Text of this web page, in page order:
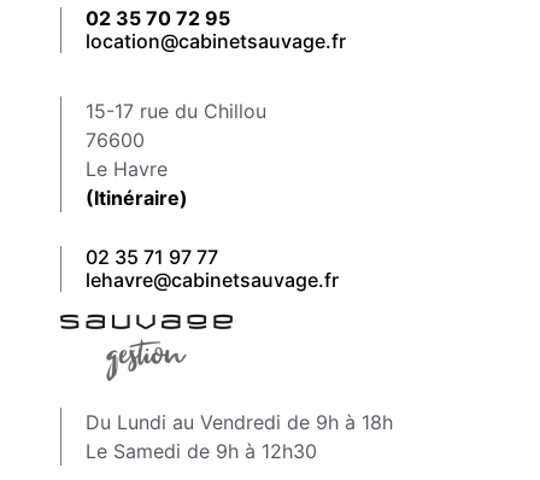
02 35 70 72 95
location@cabinetsauvage.fr
15-17 rue du Chillou
76600
Le Havre
(Itinéraire)
02 35 71 97 77
lehavre@cabinetsauvage.fr
Du Lundi au Vendredi de 9h à 18h
Le Samedi de 9h à 12h30